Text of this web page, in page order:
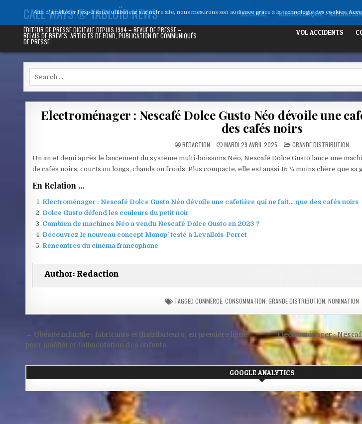
content
CALL WAYS ® TABLOÏD NEWS
ÉDITEUR DE PRESSE DIGITALE DEPUIS 1994 – REVUE DE PRESSE –
RELAIS DE BRÈVES, ARTICLES DE FOND, PUBLICATION DE COMMUNIQUÉS
DE PRESSE
ACCUEIL BIBLIOTHÈQUE –
VOL ACCIDENTS
Electroménager : Nescafé Dolce Gusto Néo dévoile une
des cafés noirs
REDACTION MARDI 29 AVRIL 2025 POSTED
IN
GRANDE DISTRIBUTION
Un an et demi après le lancement du système multi-boissons Néo, Nescafé Dolce Gusto lance une
de cafés noirs, courts ou longs, chauds ou froids. Plus compacte, elle est aussi 15 % moins chère que sa
En Relation ...
Electroménager : Nescafé Dolce Gusto Néo dévoile une cafetière qui ne fait… que des cafés noirs
Dolce Gusto défend les couleurs du petit noir
Combien de machines Néo a vendu Nescafé Dolce Gusto en 2023 ?
Découvrez le nouveau concept Monop’ testé à Levallois-Perret
Rencontres du cinéma francophone
Author: Redaction
TAGGED COMMERCE, CONSOMMATION GRANDE DISTRIBUTION NOMINATION
Navigation
de
l’article
Electroménager :
← Obésité infantile : fabricants et distributeurs, en première ligne
pour améliorer l’alimentation des enfants
GOOGLE ANALYTICS
Afin d'améliorer l’expérience utilisateur sur notre site, nous mesurons son audience grâce à la technologie des cookies.